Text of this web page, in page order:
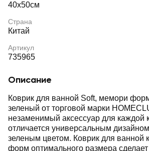
40х50см
Страна
Китай
Артикул
735965
Описание
Коврик для ванной Soft, мемори
зеленый от торговой марки
незаменимый аксессуар для каждой
отличается универсальным
зеленым цветом. Коврик для ванной
форм оптимального размера